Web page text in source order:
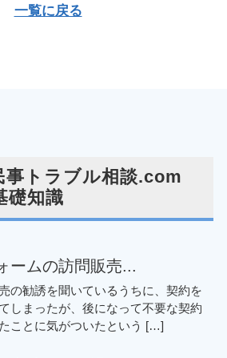
一覧に戻る
事トラブル相談.com
礎知識
ームの訪問販売...
の勧誘を聞いているうちに、契約を
しまったが、後になって不要な契約
ことに気がついたという […]